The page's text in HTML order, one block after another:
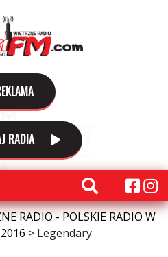
RADIA
RADIO - POLSKIE RADIO W
> Legendary